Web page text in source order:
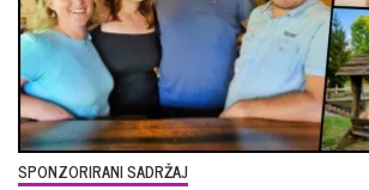
SPONZORIRANI SADRŽAJ